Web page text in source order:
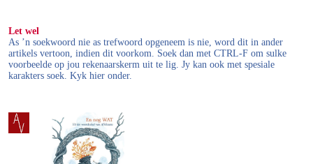
Let wel
As ’n soekwoord nie as trefwoord opgeneem is nie, word dit in ander
artikels vertoon, indien dit voorkom. Soek dan met CTRL-F om sulke
voorbeelde op jou rekenaarskerm uit te lig. Jy kan ook met spesiale
karakters soek. Kyk hier onder.